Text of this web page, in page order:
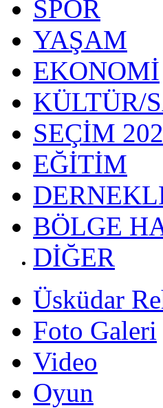
SPOR
YAŞAM
EKONOMİ
KÜLTÜR/
SEÇİM
EĞİTİM
BÖLGE
DİĞER
Üsküdar
Foto Galeri
Video
Oyun